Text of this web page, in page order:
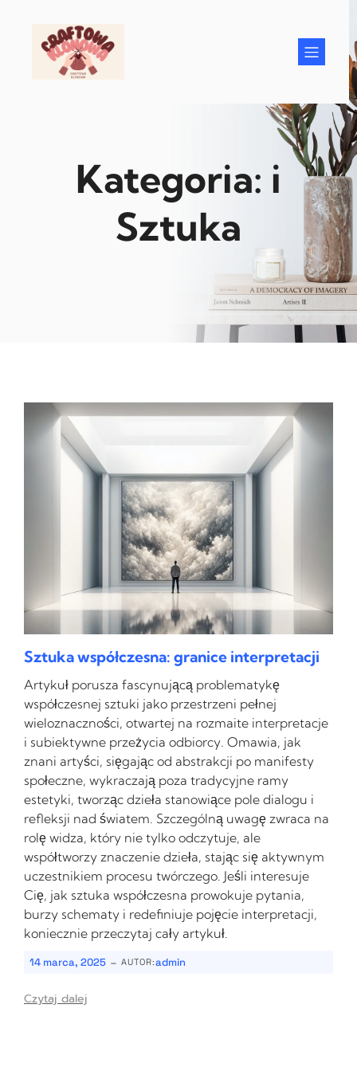
Kategoria: i
Sztuka
Sztuka współczesna: granice interpretacji
Artykuł porusza fascynującą problematykę
współczesnej sztuki jako przestrzeni pełnej
wieloznaczności, otwartej na rozmaite interpretacje
i subiektywne przeżycia odbiorcy. Omawia, jak
znani artyści, sięgając od abstrakcji po manifesty
społeczne, wykraczają poza tradycyjne ramy
estetyki, tworząc dzieła stanowiące pole dialogu i
refleksji nad światem. Szczególną uwagę zwraca na
rolę widza, który nie tylko odczytuje, ale
współtworzy znaczenie dzieła, stając się aktywnym
uczestnikiem procesu twórczego. Jeśli interesuje
Cię, jak sztuka współczesna prowokuje pytania,
burzy schematy i redefiniuje pojęcie interpretacji,
koniecznie przeczytaj cały artykuł.
14 marca, 2025 - AUTOR:admin
Czytaj dalej